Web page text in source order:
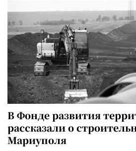
В Фонде развития
рассказали о
Мариуполя